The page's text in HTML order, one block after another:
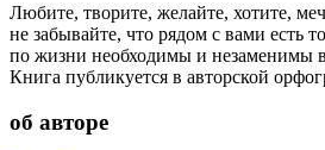
Любите, творите, желайте, хотите,
не забывайте, что рядом с вами есть
по жизни необходимы и незаменимы
Книга публикуется в авторской
об авторе